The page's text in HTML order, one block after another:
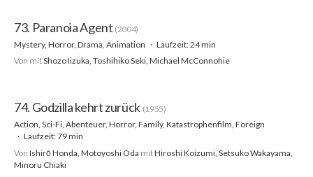
73. Paranoia Agent (2004)
Mystery, Horror, Drama, Animation
Laufzeit: 24 min
Von mitShozo Iizuka, Toshihiko Seki, Michael McConnohie
74. Godzilla kehrt zurück (1955)
Action, Sci-Fi, Abenteuer, Horror, Family, Katastrophenfilm, Foreign
Laufzeit: 79 min
Von Ishirō Honda, Motoyoshi Oda mitHiroshi Koizumi, Setsuko Wakayama,
Minoru Chiaki